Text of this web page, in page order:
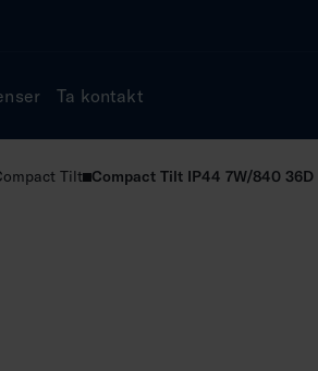
Ta kontakt
Tilt Compact Tilt IP44 7W/840 36D